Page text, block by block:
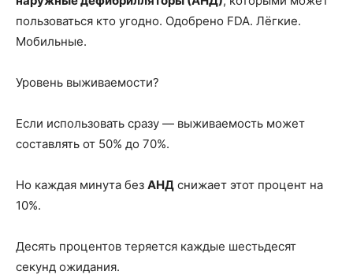
пользоваться кто угодно. Одобрено FDA. Лёгкие.
Мобильные.
Уровень выживаемости?
Если использовать сразу — выживаемость может
составлять от 50% до 70%.
Но каждая минута без АНД снижает этот процент на
10%.
Десять процентов теряется каждые шестьдесят
секунд ожидания.